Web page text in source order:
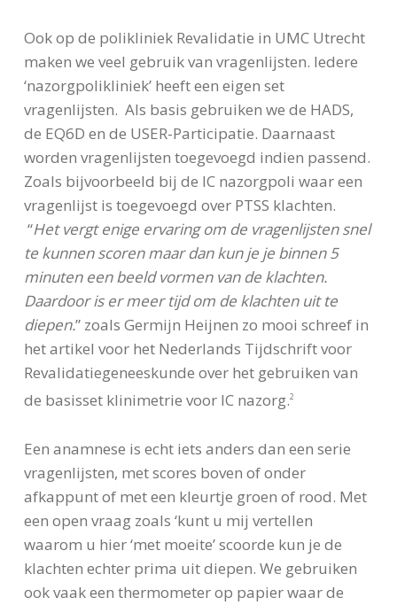
Ook op de polikliniek Revalidatie in UMC Utrecht
maken we veel gebruik van vragenlijsten. Iedere
‘nazorgpolikliniek’ heeft een eigen set
vragenlijsten. Als basis gebruiken we de HADS,
de EQ6D en de USER-Participatie. Daarnaast
worden vragenlijsten toegevoegd indien passend.
Zoals bijvoorbeeld bij de IC nazorgpoli waar een
vragenlijst is toegevoegd over PTSS klachten.
“Het vergt enige ervaring om de vragenlijsten snel
te kunnen scoren maar dan kun je je binnen 5
minuten een beeld vormen van de klachten.
Daardoor is er meer tijd om de klachten uit te
diepen.” zoals Germijn Heijnen zo mooi schreef in
het artikel voor het Nederlands Tijdschrift voor
Revalidatiegeneeskunde over het gebruiken van
de basisset klinimetrie voor IC nazorg.2
Een anamnese is echt iets anders dan een serie
vragenlijsten, met scores boven of onder
afkappunt of met een kleurtje groen of rood. Met
een open vraag zoals ‘kunt u mij vertellen
waarom u hier ‘met moeite’ scoorde kun je de
klachten echter prima uit diepen. We gebruiken
ook vaak een thermometer op papier waar de